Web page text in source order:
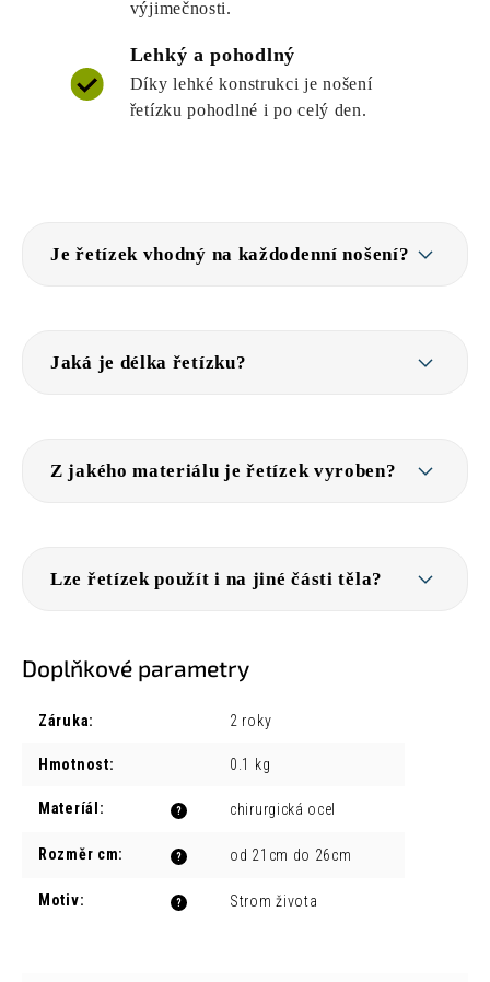
výjimečnosti.
Lehký a pohodlný
Díky lehké konstrukci je nošení
řetízku pohodlné i po celý den.
Je řetízek vhodný na každodenní nošení?
Jaká je délka řetízku?
Z jakého materiálu je řetízek vyroben?
Lze řetízek použít i na jiné části těla?
Doplňkové parametry
Záruka: 2 roky
Hmotnost: 0.1 kg
?
Materíál : chirurgická ocel
?
Rozměr cm: od 21cm do 26cm
?
Motiv: Strom života